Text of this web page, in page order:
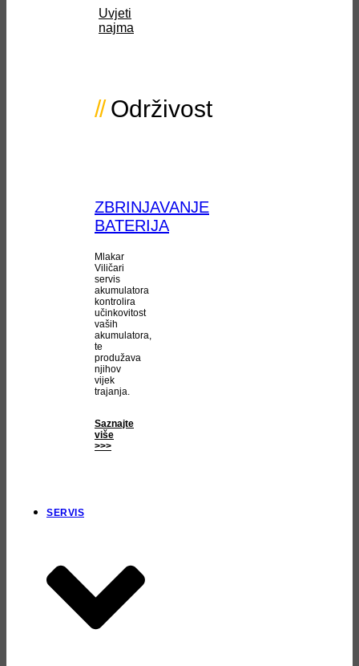
Uvjeti
najma
Održivost
ZBRINJAVANJE
BATERIJA
Mlakar
Viličari
servis
akumulatora
kontrolira
učinkovitost
vaših
akumulatora,
te
produžava
njihov
vijek
trajanja.
Saznajte
više
>>>
SERVIS